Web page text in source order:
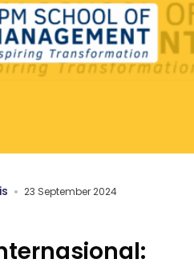
23 September 2024